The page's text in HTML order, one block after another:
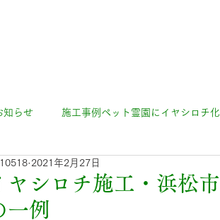
知らせ 施工事例ペット霊園にイヤシロチ化
知らせ 門松
ヤシロチ施工・浜松
一例
2021年2月27日